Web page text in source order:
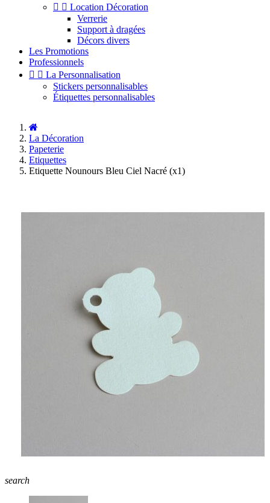
  Location Décoration
Verrerie
Support à dragées
Décors divers
Les Promotions
Professionnels
  La Personnalisation
Stickers personnalisables
Étiquettes personnalisables
La Décoration
Papeterie
Etiquettes
Etiquette Nounours Bleu Ciel Nacré (x1)
search